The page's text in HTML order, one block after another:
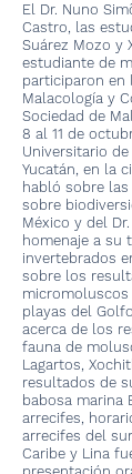
El Dr. Nuno
Castro, las
Suárez Mozo y
estudiante de
participaron en
Malacología y
Sociedad de
8 al 11 de
Universitario
Yucatán, en la
habló sobre
sobre
México y del
homenaje a su
invertebrados
sobre los
playas del
acerca de los
fauna de
Lagartos,
resultados de
babosa marina
arrecifes,
arrecifes del
Caribe y Lina